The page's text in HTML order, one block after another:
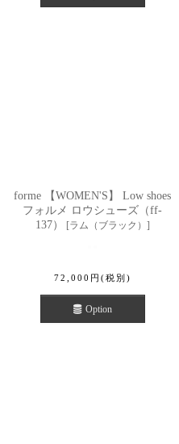
forme 【WOMEN'S】 Low shoes
フォルメ ロウシューズ（ff-
137）
[ラム（ブラック） ]
72,000 円 (税別)
Option